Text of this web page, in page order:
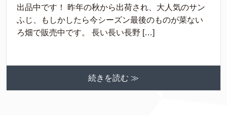
出品中です！ 昨年の秋から出荷され、大人気のサン
ふじ、もしかしたら今シーズン最後のものが菜ない
ろ畑で販売中です。 長い長い長野 […]
続きを読む ≫